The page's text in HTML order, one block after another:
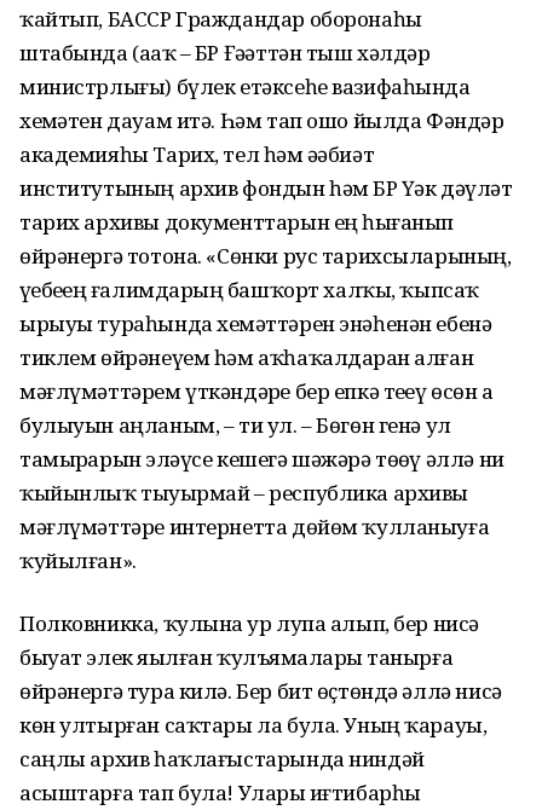
ҡайтып, БАССР Граждандар оборонаһы
штабында (аҙаҡ – БР Ғәҙәттән тыш хәлдәр
министрлығы) бүлек етәксеһе вазифаһында
хеҙмәтен дауам итә. Һәм тап ошо йылда Фәндәр
академияһы Тарих, тел һәм әҙәбиәт
институтының архив фондын һәм БР Үҙәк дәүләт
тарих архивы документтарын ең һыҙғанып
өйрәнергә тотона. «Сөнки рус тарихсыларының,
үҙебеҙҙең ғалимдарҙың башҡорт халҡы, ҡыпсаҡ
ырыуы тураһында хеҙмәттәрен энәһенән ебенә
тиклем өйрәнеүем һәм аҡһаҡалдарҙан алған
мәғлүмәттәрем үткәндәрҙе бер епкә теҙеү өсөн аҙ
булыуын аңланым, – ти ул. – Бөгөн генә ул
тамырҙарын эҙләүсе кешегә шәжәрә төҙөү әллә ни
ҡыйынлыҡ тыуҙырмай – республика архивы
мәғлүмәттәре интернетта дөйөм ҡулланыуға
ҡуйылған».
Полковникка, ҡулына ҙур лупа алып, бер нисә
быуат элек яҙылған ҡулъяҙмаларҙы танырға
өйрәнергә тура килә. Бер бит өҫтөндә әллә нисә
көн ултырған саҡтары ла була. Уның ҡарауы,
саңлы архив һаҡлағыстарында ниндәй
асыштарға тап була! Уларҙы иғтибарһыҙ